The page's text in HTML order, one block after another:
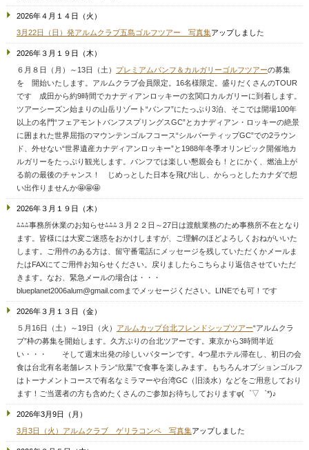
2026年４月１４日（火）
3月22日（日）発アルムクラブ五島ゴルフツアー 写真集アップしました
2026年３月１９日（木）
６月８日（月）～13日（土） プレミアムバンフ＆カルガリーゴルフツアーの募集
を 開始いたします。アルムクラブ会員限定。16名様限定。盛りだくさんのTOUR
です 成田から約9時間でカナディアンロッキーの玄関口カルガリーに到着します。
ツアーシーズン始まりの山岳リゾート“バンフ”にたっぷり3泊、そこでは開場100年
以上の名門“フェアモントバンフスプリングスGC”とカナディアン・ロッキーの絶景
に囲まれた世界屈指のマウンテンゴルフコース“シルバーティップGC”での2ラウン
ド、外せない“世界遺産カナディアンロッキー”と1988年冬季オリンピック開催地カ
ルガリーをたっぷり観光します。バンフでは楽しい懇親会も！とにかく、燃油上が
る前の最後のチャンス！ じめっとした日本を飛び出し、からっとしたカナダで想
い出作りませんか🤩🤩🤩
2026年３月１９日（木）
⁂⁂⁂事務所休業のお知らせ⁂⁂⁂３月２２日～27日は渡航業務のため事務所不在となり
ます。皆様には大変ご迷惑をおかけしますが、ご理解のほどよろしくおねがいいた
します。ご用件のある方は、留守番電話にメッセージを残していただくかメールま
たはFAXにてご用件お知らせください。戻りましたらこちらより返信させていただ
きます。なお、緊急メールの場合は・・・
blueplanet2006alum@gmail.comまでメッセージください。 LINEでも可！です
2026年３月１３日（金）
５月16日（土）～19日（火） アルムカップ台北フレンドシップツアー“アルムクラ
ブ”枠の募集を開始します。久方ぶりの台北ツアーです。東京から3時間半近
い・・・ そして週末出発の珍しいパターンです。4つ星ホテル滞在し、初日の会
食は台北有名老舗レストラン“欣葉”で食事を楽しみます。もちろんオプションゴルフ
はトーナメントコースで有名なミラマーや台湾GC（旧淡水）などをご用意しており
ます！ご当選者の方も含めたくさんのご参加お待ちしておりますφ(゜▽゜*)♪
2026年3月9日（月）
3月3日（火）アルムクラブ ゲリラコンペ 写真集アップしました